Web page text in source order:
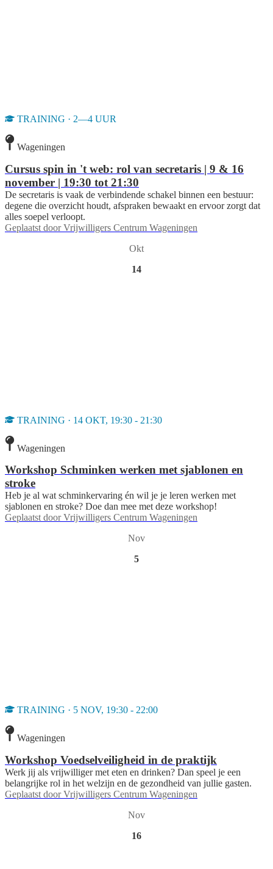
TRAINING · 2—4 UUR
Wageningen
Cursus spin in 't web: rol van secretaris | 9 & 16
november | 19:30 tot 21:30
De secretaris is vaak de verbindende schakel binnen een bestuur:
degene die overzicht houdt, afspraken bewaakt en ervoor zorgt dat
alles soepel verloopt.
Geplaatst door Vrijwilligers Centrum Wageningen
Okt
14
TRAINING · 14 OKT, 19:30 - 21:30
Wageningen
Workshop Schminken werken met sjablonen en
stroke
Heb je al wat schminkervaring én wil je je leren werken met
sjablonen en stroke? Doe dan mee met deze workshop!
Geplaatst door Vrijwilligers Centrum Wageningen
Nov
5
TRAINING · 5 NOV, 19:30 - 22:00
Wageningen
Workshop Voedselveiligheid in de praktijk
Werk jij als vrijwilliger met eten en drinken? Dan speel je een
belangrijke rol in het welzijn en de gezondheid van jullie gasten.
Geplaatst door Vrijwilligers Centrum Wageningen
Nov
16